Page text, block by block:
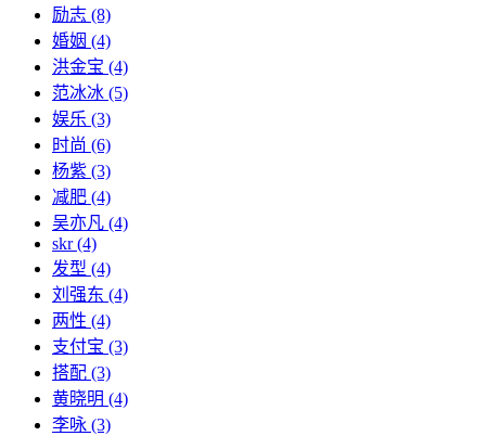
励志 (8)
婚姻 (4)
洪金宝 (4)
范冰冰 (5)
娱乐 (3)
时尚 (6)
杨紫 (3)
减肥 (4)
吴亦凡 (4)
skr(4)
发型 (4)
刘强东 (4)
两性 (4)
支付宝 (3)
搭配 (3)
黄晓明 (4)
李咏 (3)